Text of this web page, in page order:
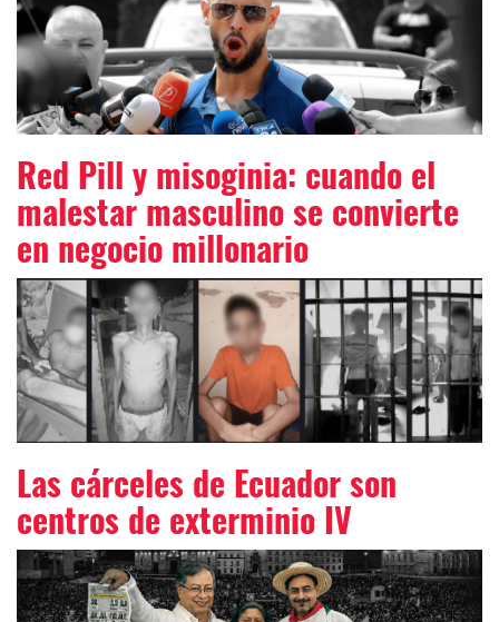
Red Pill y misoginia: cuando el
malestar masculino se convierte
en negocio millonario
Las cárceles de Ecuador son
centros de exterminio IV